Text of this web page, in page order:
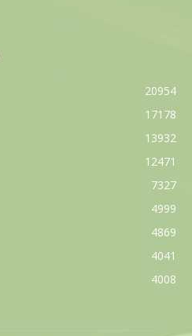
20954
17178
13932
12471
7327
4999
4869
4041
4008